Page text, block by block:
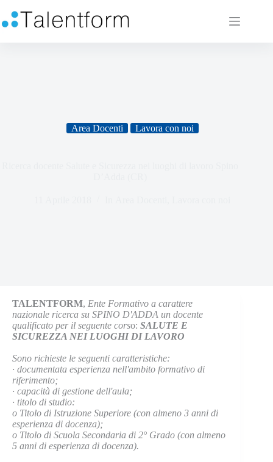
Area Docenti Lavora con noi
TALENTFORM, Ente Formativo a carattere
nazionale ricerca su SPINO D'ADDA un docente
qualificato per il seguente corso: SALUTE E
SICUREZZA NEI LUOGHI DI LAVORO
Sono richieste le seguenti caratteristiche:
· documentata esperienza nell'ambito formativo di
riferimento;
· capacità di gestione dell'aula;
· titolo di studio:
o Titolo di Istruzione Superiore (con almeno 3 anni di
esperienza di docenza);
o Titolo di Scuola Secondaria di 2° Grado (con almeno
5 anni di esperienza di docenza).